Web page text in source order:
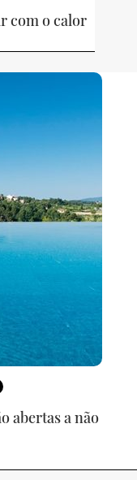
com o calor
abertas a não